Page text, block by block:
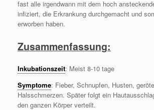
fast alle irgendwann mit dem hoch
infiziert, die Erkrankung durchgemacht und
erworben haben.
Zusammenfassung:
Inkubationszeit: Meist 8-10 tage
Symptome: Fieber, Schnupfen, Husten,
Halsschmerzen. Später folgt ein
den ganzen Körper verteilt.